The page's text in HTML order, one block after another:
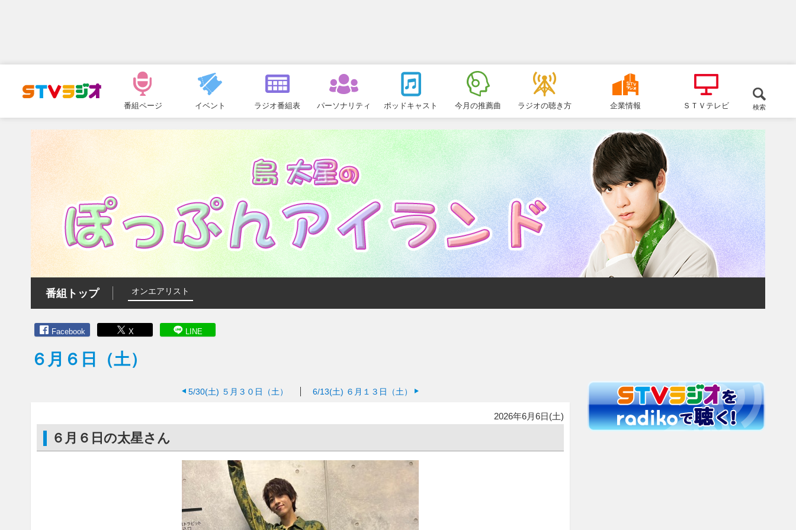
ュ
ー
番組ページ イベント ラジオ番組表 パーソナリティ ポッドキャスト 今月の推薦曲 ラジオの聴き方 企業情報 ＳＴＶテレビ 検索
番組トップ オンエアリスト
Facebook X LINE
６月６日（土）
5/30(土) ５月３０日（土） 6/13(土) ６月１３日（土）
2026年6月6日(土)
６月６日の太星さん